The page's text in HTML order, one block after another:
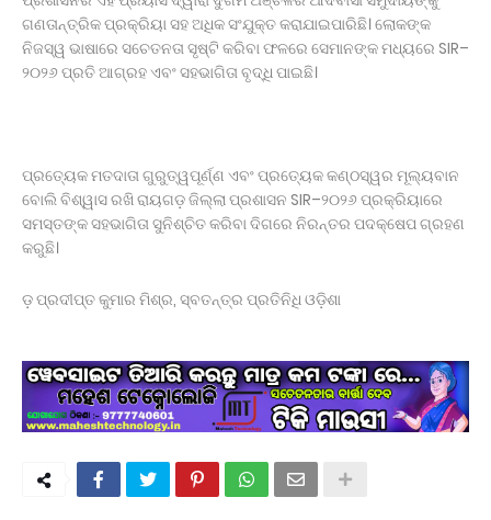
ଗଣତାନ୍ତ୍ରିକ ପ୍ରକ୍ରିୟା ସହ ଅଧିକ ସଂଯୁକ୍ତ କରାଯାଇପାରିଛି। ଲୋକଙ୍କ
ନିଜସ୍ୱ ଭାଷାରେ ସଚେତନତା ସୃଷ୍ଟି କରିବା ଫଳରେ ସେମାନଙ୍କ ମଧ୍ୟରେ SIR–
୨୦୨୬ ପ୍ରତି ଆଗ୍ରହ ଏବଂ ସହଭାଗିତା ବୃଦ୍ଧି ପାଇଛି।
ପ୍ରତ୍ୟେକ ମତଦାତା ଗୁରୁତ୍ୱପୂର୍ଣ୍ଣ ଏବଂ ପ୍ରତ୍ୟେକ କଣ୍ଠସ୍ୱର ମୂଲ୍ୟବାନ
ବୋଲି ବିଶ୍ୱାସ ରଖି ରାୟଗଡ଼ ଜିଲ୍ଲା ପ୍ରଶାସନ SIR–୨୦୨୬ ପ୍ରକ୍ରିୟାରେ
ସମସ୍ତଙ୍କ ସହଭାଗିତା ସୁନିଶ୍ଚିତ କରିବା ଦିଗରେ ନିରନ୍ତର ପଦକ୍ଷେପ ଗ୍ରହଣ
କରୁଛି।
ଡ଼ ପ୍ରଦୀପ୍ତ କୁମାର ମିଶ୍ର, ସ୍ବତନ୍ତ୍ର ପ୍ରତିନିଧି ଓଡ଼ିଶା